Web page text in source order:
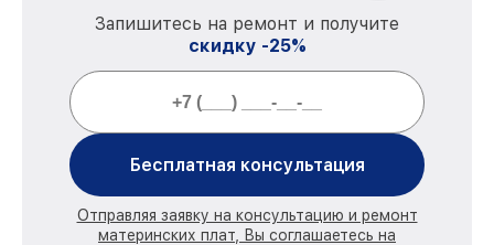
Запишитесь на ремонт и получите
скидку -25%
Бесплатная консультация
Отправляя заявку на консультацию и ремонт
материнских плат, Вы соглашаетесь на